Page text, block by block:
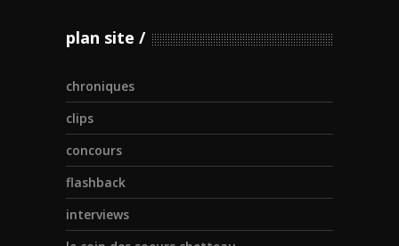
plan site
chroniques
clips
concours
flashback
interviews